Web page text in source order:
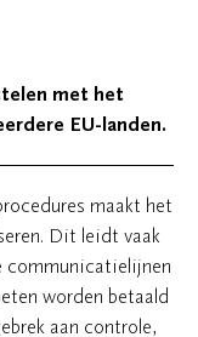
met het
EU-landen.
maakt het
Dit leidt vaak
worden betaald
aan controle,